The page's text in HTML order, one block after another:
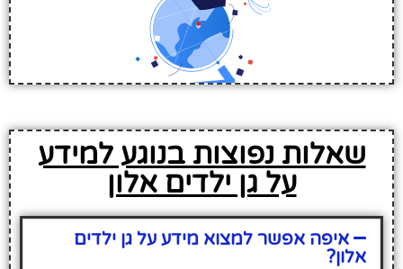
שאלות נפוצות בנוגע למידע
על גן ילדים אלון
איפה אפשר למצוא מידע על גן ילדים
אלון?